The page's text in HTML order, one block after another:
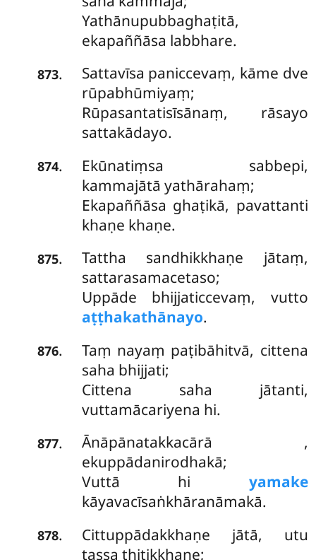
Yathānupubbaghaṭitā,
ekapaññāsa labbhare.
873.
Sattavīsa paniccevaṃ, kāme dve
rūpabhūmiyaṃ;
Rūpasantatisīsānaṃ, rāsayo
sattakādayo.
874.
Ekūnatiṃsa sabbepi,
kammajātā yathārahaṃ;
Ekapaññāsa ghaṭikā, pavattanti
khaṇe khaṇe.
875. Tattha sandhikkhaṇe jātaṃ,
sattarasamacetaso;
Uppāde bhijjaticcevaṃ, vutto
aṭṭhakathānayo.
876.
Taṃ nayaṃ paṭibāhitvā, cittena
saha bhijjati;
Cittena saha jātanti,
vuttamācariyena hi.
877. Ānāpānatakkacārā ,
ekuppādanirodhakā;
Vuttā hi yamake
kāyavacīsaṅkhāranāmakā.
878.
Cittuppādakkhaṇe jātā, utu
tassa ṭhitikkhaṇe;